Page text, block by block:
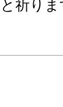
と祈りま